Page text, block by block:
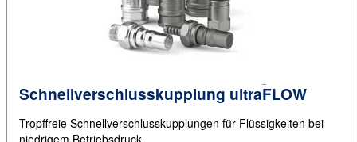
Schnellverschlusskupplung ultraFLOW
Tropffreie Schnellverschlusskupplungen für Flüssigkeiten bei
niedrigem Betriebsdruck